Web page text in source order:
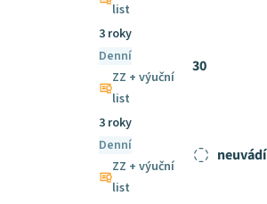
list
3 roky
Denní
ZZ + výuční
list
30
3 roky
Denní
ZZ + výuční
list
neuvádí